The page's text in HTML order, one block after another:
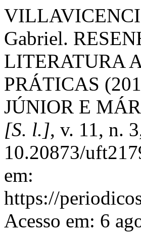
Gabriel.
LITERATURA
PRÁTICAS
JÚNIOR E
[S. l.], v. 11, n.
10.20873/
em:
https://
Acesso em: 6